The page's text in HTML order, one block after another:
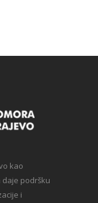
kao
podršku
i